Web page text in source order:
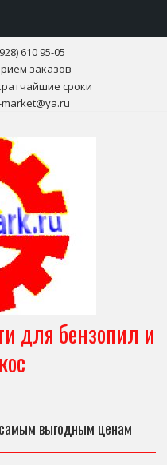
610 95-05
заказов
сроки
для бензопил и
выгодным ценам